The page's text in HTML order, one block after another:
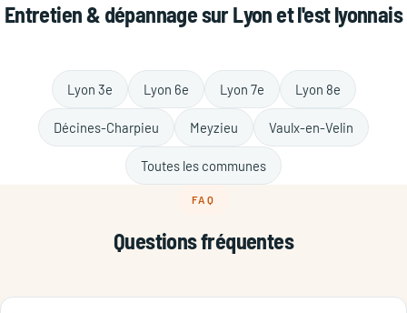
Entretien & dépannage sur Lyon et l'est lyonnais
Lyon 3e Lyon 6e Lyon 7e Lyon 8e
Décines-Charpieu Meyzieu Vaulx-en-Velin
Toutes les communes
FAQ
Questions fréquentes